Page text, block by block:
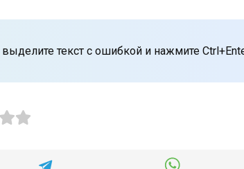
текст с ошибкой и нажмите